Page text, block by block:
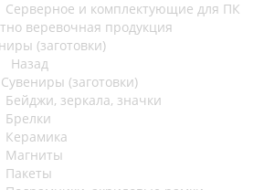
Серверное и комплектующие для ПК
веревочная продукция
(заготовки)
Назад
Сувениры (заготовки)
Бейджи, зеркала, значки
Брелки
Керамика
Магниты
Пакеты